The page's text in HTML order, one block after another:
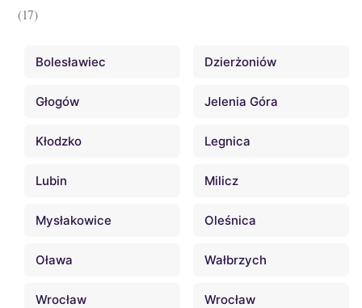
(17)
Bolesławiec Dzierżoniów
Głogów Jelenia Góra
Kłodzko Legnica
Lubin Milicz
Mysłakowice Oleśnica
Oława Wałbrzych
Wrocław Wrocław